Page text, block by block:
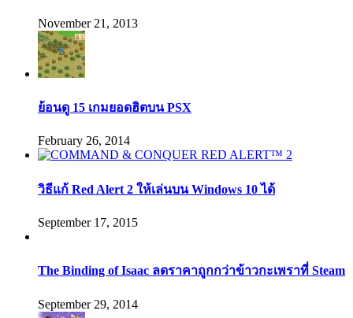
November 21, 2013
ย้อนดู 15 เกมยอดฮิตบน PSX
February 26, 2014
วิธีแก้ Red Alert 2 ให้เล่นบน Windows 10 ได้
September 17, 2015
The Binding of Isaac ลดราคาถูกกว่าข้าวกะเพราที่ Steam
September 29, 2014